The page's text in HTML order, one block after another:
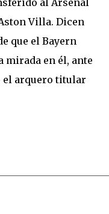
al Arsenal
Villa. Dicen
que el Bayern
mirada en él, ante
el arquero titular